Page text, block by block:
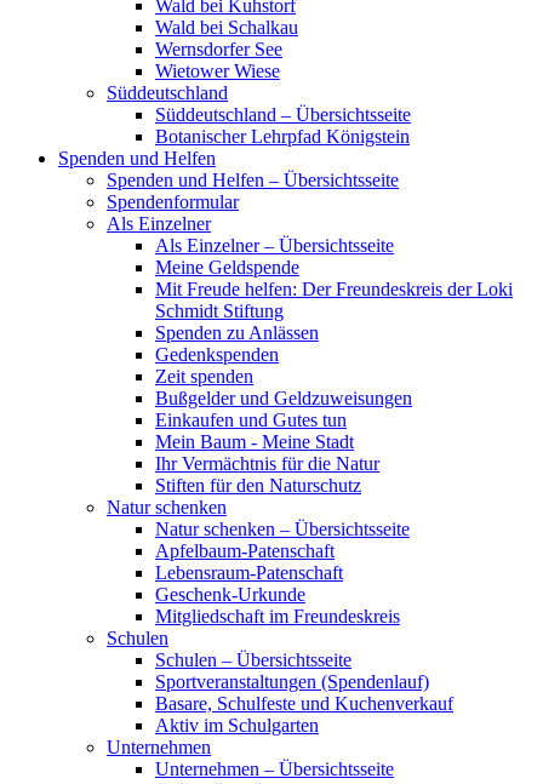
Wald bei Kuhstorf
Wald bei Schalkau
Wernsdorfer See
Wietower Wiese
Süddeutschland
Süddeutschland – Übersichtsseite
Botanischer Lehrpfad Königstein
Spenden und Helfen
Spenden und Helfen – Übersichtsseite
Spendenformular
Als Einzelner
Als Einzelner – Übersichtsseite
Meine Geldspende
Mit Freude helfen: Der Freundeskreis der Loki
Schmidt Stiftung
Spenden zu Anlässen
Gedenkspenden
Zeit spenden
Bußgelder und Geldzuweisungen
Einkaufen und Gutes tun
Mein Baum - Meine Stadt
Ihr Vermächtnis für die Natur
Stiften für den Naturschutz
Natur schenken
Natur schenken – Übersichtsseite
Apfelbaum-Patenschaft
Lebensraum-Patenschaft
Geschenk-Urkunde
Mitgliedschaft im Freundeskreis
Schulen
Schulen – Übersichtsseite
Sportveranstaltungen (Spendenlauf)
Basare, Schulfeste und Kuchenverkauf
Aktiv im Schulgarten
Unternehmen
Unternehmen – Übersichtsseite